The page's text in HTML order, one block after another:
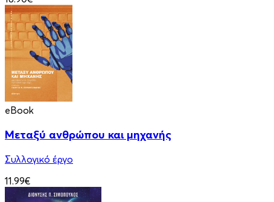
eBook
Μεταξύ ανθρώπου και μηχανής
Συλλογικό έργο
11.99€